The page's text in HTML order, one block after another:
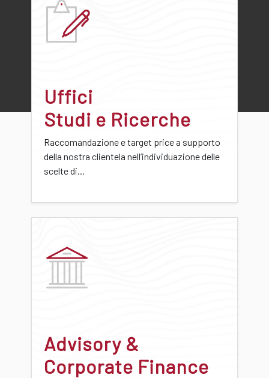
Uffici
Studi e Ricerche
Raccomandazione e target price a supporto
della nostra clientela nell’individuazione delle
scelte di...
Advisory &
Corporate Finance